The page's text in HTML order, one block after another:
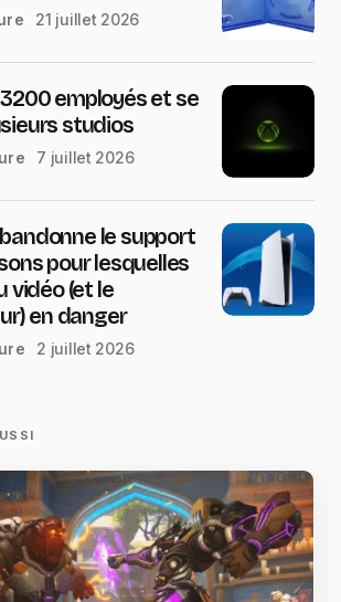
21 juillet 2026
employés et se
studios
7 juillet 2026
le support
pour lesquelles
vidéo (et le
en danger
2 juillet 2026